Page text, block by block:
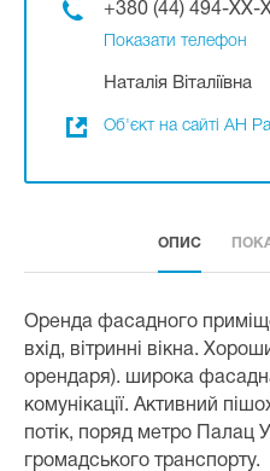
+380 (44) 494-XX-
Показати телефон
Наталія Віталіївна
Об'єкт на сайті АН
ОПИС
Оренда фасадного
вхід, вітринні вікна.
орендаря). широка фасадна
комунікації. Активний
потік, поряд метро Палац
громадського транспорту.